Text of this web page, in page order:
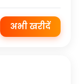
अभी खरीदें